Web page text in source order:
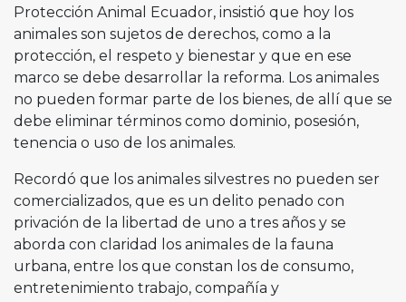
Protección Animal Ecuador, insistió que hoy los
animales son sujetos de derechos, como a la
protección, el respeto y bienestar y que en ese
marco se debe desarrollar la reforma. Los animales
no pueden formar parte de los bienes, de allí que se
debe eliminar términos como dominio, posesión,
tenencia o uso de los animales.
Recordó que los animales silvestres no pueden ser
comercializados, que es un delito penado con
privación de la libertad de uno a tres años y se
aborda con claridad los animales de la fauna
urbana, entre los que constan los de consumo,
entretenimiento trabajo, compañía y